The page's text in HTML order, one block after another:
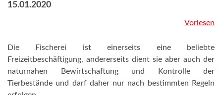
15.01.2020
Vorlesen
Die Fischerei ist einerseits eine beliebte
Freizeitbeschäftigung, andererseits dient sie aber auch der
naturnahen Bewirtschaftung und Kontrolle der
Tierbestände und darf daher nur nach bestimmten Regeln